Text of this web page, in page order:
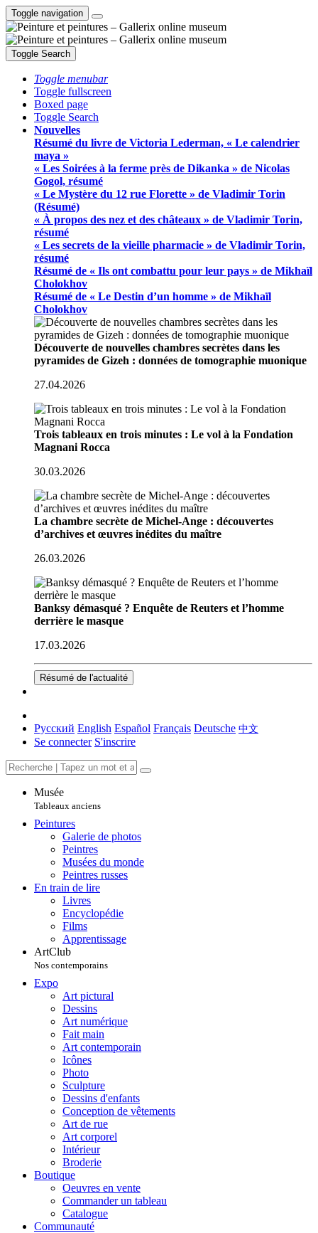
Toggle navigation
Toggle Search
Toggle menubar
Toggle fullscreen
Boxed page
Toggle Search
Nouvelles
Résumé du livre de Victoria Lederman, « Le calendrier
maya »
« Les Soirées à la ferme près de Dikanka » de Nicolas
Gogol, résumé
« Le Mystère du 12 rue Florette » de Vladimir Torin
(Résumé)
« À propos des nez et des châteaux » de Vladimir Torin,
résumé
« Les secrets de la vieille pharmacie » de Vladimir Torin,
résumé
Résumé de « Ils ont combattu pour leur pays » de Mikhaïl
Cholokhov
Résumé de « Le Destin d’un homme » de Mikhaïl
Cholokhov
Découverte de nouvelles chambres secrètes dans les
pyramides de Gizeh : données de tomographie muonique
27.04.2026
Trois tableaux en trois minutes : Le vol à la Fondation
Magnani Rocca
30.03.2026
La chambre secrète de Michel-Ange : découvertes
d’archives et œuvres inédites du maître
26.03.2026
Banksy démasqué ? Enquête de Reuters et l’homme
derrière le masque
17.03.2026
Résumé de l'actualité
Русский English Español Français Deutsche 中文
Se connecter S'inscrire
Musée
Tableaux anciens
Peintures
Galerie de photos
Peintres
Musées du monde
Peintres russes
En train de lire
Livres
Encyclopédie
Films
Apprentissage
ArtClub
Nos contemporains
Expo
Art pictural
Dessins
Art numérique
Fait main
Art contemporain
Icônes
Photo
Sculpture
Dessins d'enfants
Conception de vêtements
Art de rue
Art corporel
Intérieur
Broderie
Boutique
Oeuvres en vente
Commander un tableau
Catalogue
Communauté